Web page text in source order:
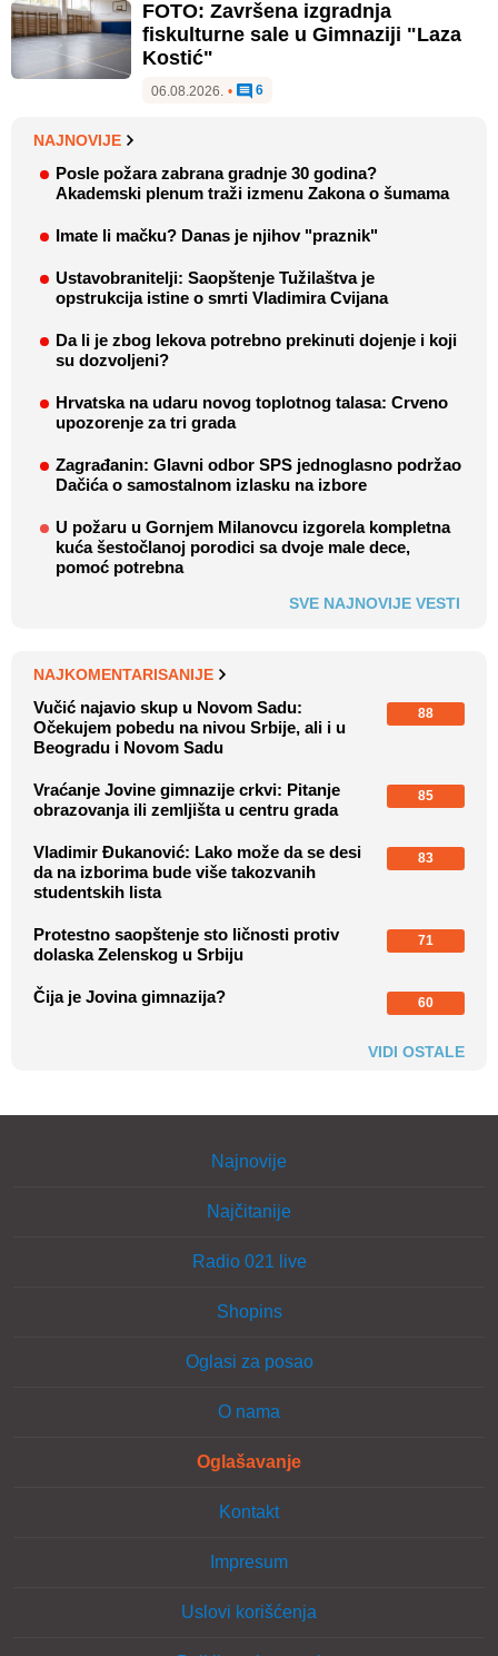
FOTO: Završena izgradnja
fiskulturne sale u Gimnaziji "Laza
Kostić"
06.08.2026. • 6
NAJNOVIJE
Posle požara zabrana gradnje 30 godina?
Akademski plenum traži izmenu Zakona o šumama
Imate li mačku? Danas je njihov "praznik"
Ustavobranitelji: Saopštenje Tužilaštva je
opstrukcija istine o smrti Vladimira Cvijana
Da li je zbog lekova potrebno prekinuti dojenje i koji
su dozvoljeni?
Hrvatska na udaru novog toplotnog talasa: Crveno
upozorenje za tri grada
Zagrađanin: Glavni odbor SPS jednoglasno podržao
Dačića o samostalnom izlasku na izbore
U požaru u Gornjem Milanovcu izgorela kompletna
kuća šestočlanoj porodici sa dvoje male dece,
pomoć potrebna
SVE NAJNOVIJE VESTI
NAJKOMENTARISANIJE
Vučić najavio skup u Novom Sadu:
Očekujem pobedu na nivou Srbije, ali i u
Beogradu i Novom Sadu
88
Vraćanje Jovine gimnazije crkvi: Pitanje
obrazovanja ili zemljišta u centru grada
85
Vladimir Đukanović: Lako može da se desi
da na izborima bude više takozvanih
studentskih lista
83
Protestno saopštenje sto ličnosti protiv
dolaska Zelenskog u Srbiju
71
Čija je Jovina gimnazija? 60
VIDI OSTALE
Najnovije
Najčitanije
Radio 021 live
Shopins
Oglasi za posao
O nama
Oglašavanje
Kontakt
Impresum
Uslovi korišćenja